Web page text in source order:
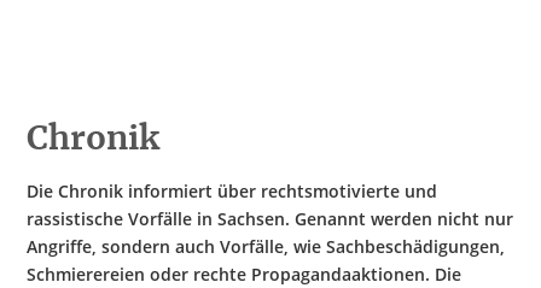
Italiano
Kurdí
Chronik
Die Chronik informiert über rechtsmotivierte und
rassistische Vorfälle in Sachsen. Genannt werden nicht nur
Angriffe, sondern auch Vorfälle, wie Sachbeschädigungen,
Schmierereien oder rechte Propagandaaktionen. Die